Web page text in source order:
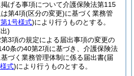
げる事項について介護保険法第115
は第4項(区分の変更)に基づく業務管
第1号様式)により行うものとする。
)
3項の規定による届出事項の変更の
条の40第2項に基づき、介護保険法
づく業務管理体制に係る届出書(届
式)により行うものとする。